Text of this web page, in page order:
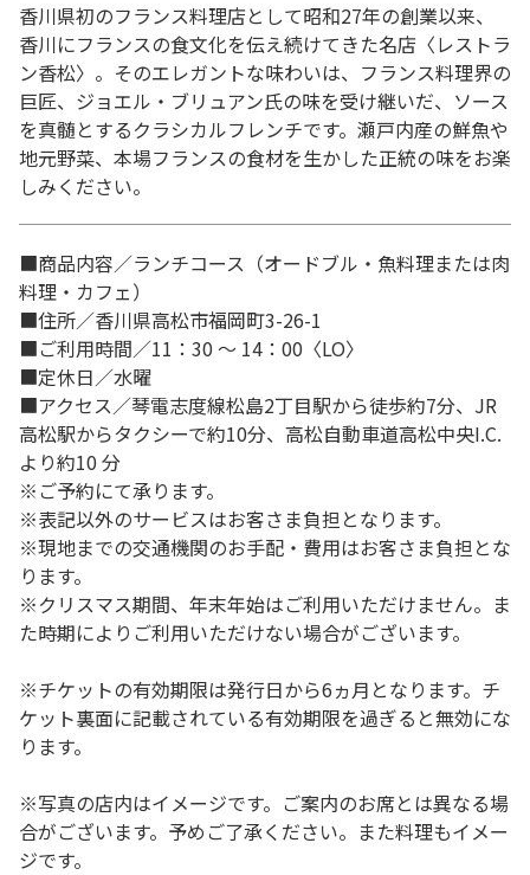
香川県初のフランス料理店として昭和27年の創業以来、
香川にフランスの食文化を伝え続けてきた名店〈レストラ
ン香松〉。そのエレガントな味わいは、フランス料理界の
巨匠、ジョエル・ブリュアン氏の味を受け継いだ、ソース
を真髄とするクラシカルフレンチです。瀬戸内産の鮮魚や
地元野菜、本場フランスの食材を生かした正統の味をお楽
しみください。
■商品内容／ランチコース（オードブル・魚料理または肉
料理・カフェ）
■住所／香川県高松市福岡町3-26-1
■ご利用時間／11：30 ～ 14：00〈LO〉
■定休日／水曜
■アクセス／琴電志度線松島2丁目駅から徒歩約7分、JR
高松駅からタクシーで約10分、高松自動車道高松中央I.C.
より約10 分
※ご予約にて承ります。
※表記以外のサービスはお客さま負担となります。
※現地までの交通機関のお手配・費用はお客さま負担とな
ります。
※クリスマス期間、年末年始はご利用いただけません。ま
た時期によりご利用いただけない場合がございます。
※チケットの有効期限は発行日から6ヵ月となります。チ
ケット裏面に記載されている有効期限を過ぎると無効にな
ります。
※写真の店内はイメージです。ご案内のお席とは異なる場
合がございます。予めご了承ください。また料理もイメー
ジです。